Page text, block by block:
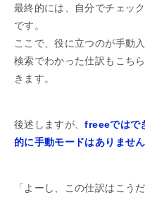
最終的には、自分でチェッ
です。
ここで、役に立つのが手動
検索でわかった仕訳もこち
きます。
後述しますが、freeeではで
的に手動モードはありません
「よーし、この仕訳はこう